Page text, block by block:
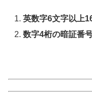
英数字6文字以上
数字4桁の暗証番